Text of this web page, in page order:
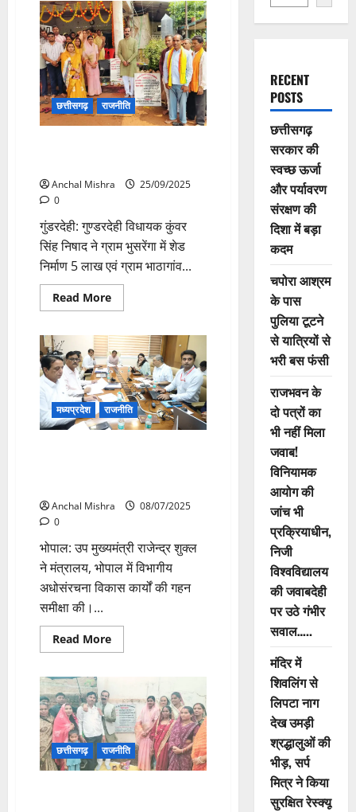
छत्तीसगढ़ राजनीति
Anchal Mishra
25/09/2025
0
गुंडरदेही: गुण्डरदेही विधायक कुंवर
सिंह निषाद ने ग्राम भुसरेंगा में शेड
निर्माण 5 लाख एवं ग्राम भाठागांव...
Read MoreRead
more
ने
किया
विभिन्न
निर्माण
कार्यों
का
भूमिपूजन
किया
मध्यप्रदेश राजनीति
Anchal Mishra
08/07/2025
0
भोपाल: उप मुख्यमंत्री राजेन्द्र शुक्ल
ने मंत्रालय, भोपाल में विभागीय
अधोसंरचना विकास कार्यों की गहन
समीक्षा की।...
Read MoreRead
more
वें
वित्त
आयोग,
एनएचएम
और
विभागीय
अधोसंरचना
छत्तीसगढ़ राजनीति
RECENT
POSTS
छत्तीसगढ़
सरकार की
स्वच्छ ऊर्जा
और पर्यावरण
संरक्षण की
दिशा में बड़ा
कदम
चपोरा आश्रम
के पास
पुलिया टूटने
से यात्रियों से
भरी बस फंसी
राजभवन के
दो पत्रों का
भी नहीं मिला
जवाब!
विनियामक
आयोग की
जांच भी
प्रक्रियाधीन,
निजी
विश्वविद्यालय
की जवाबदेही
पर उठे गंभीर
सवाल…..
मंदिर में
शिवलिंग से
लिपटा नाग
देख उमड़ी
श्रद्धालुओं की
भीड़, सर्प
मित्र ने किया
सुरक्षित रेस्क्यू